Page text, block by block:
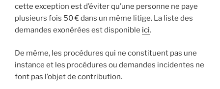
cette exception est d’éviter qu’une personne ne paye
plusieurs fois 50 € dans un même litige. La liste des
demandes exonérées est disponible ici.
De même, les procédures qui ne constituent pas une
instance et les procédures ou demandes incidentes ne
font pas l’objet de contribution.